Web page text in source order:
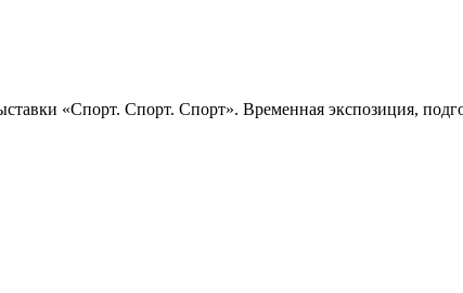
«Спорт. Спорт. Спорт». Временная экспозиция,